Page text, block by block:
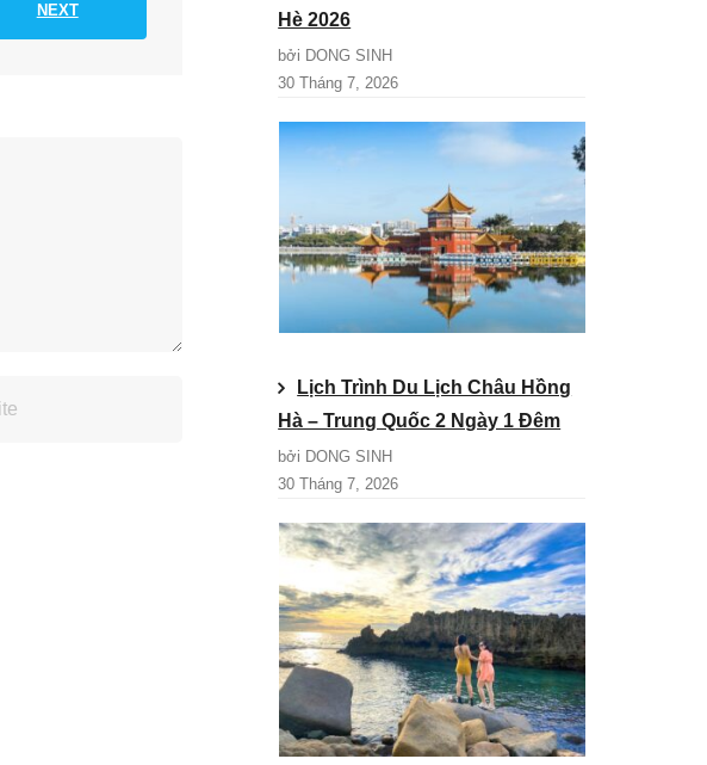
NEXT
Hè 2026
bởi DONG SINH
30 Tháng 7, 2026
Lịch Trình Du Lịch Châu Hồng
Hà – Trung Quốc 2 Ngày 1 Đêm
bởi DONG SINH
30 Tháng 7, 2026